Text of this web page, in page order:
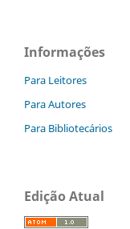
Informações
Para Leitores
Para Autores
Para Bibliotecários
Edição Atual